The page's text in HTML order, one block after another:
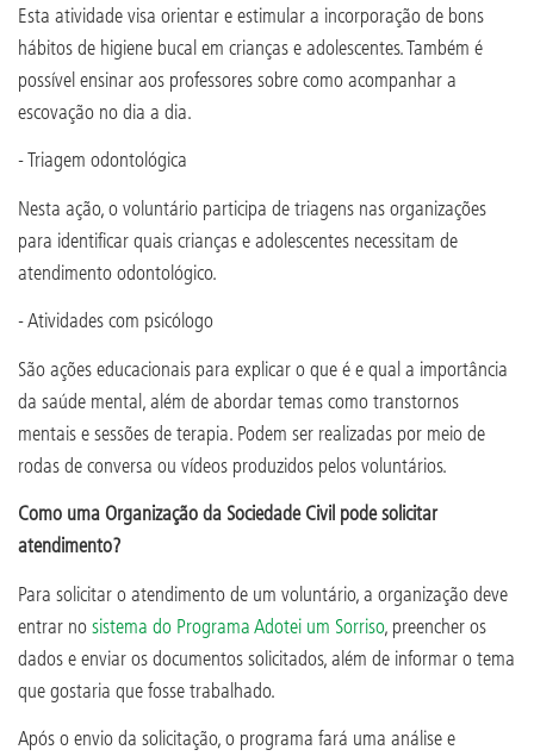
Esta atividade visa orientar e estimular a incorporação de bons
hábitos de higiene bucal em crianças e adolescentes. Também é
possível ensinar aos professores sobre como acompanhar a
escovação no dia a dia.
- Triagem odontológica
Nesta ação, o voluntário participa de triagens nas organizações
para identificar quais crianças e adolescentes necessitam de
atendimento odontológico.
- Atividades com psicólogo
São ações educacionais para explicar o que é e qual a importância
da saúde mental, além de abordar temas como transtornos
mentais e sessões de terapia. Podem ser realizadas por meio de
rodas de conversa ou vídeos produzidos pelos voluntários.
Como uma Organização da Sociedade Civil pode solicitar
atendimento?
Para solicitar o atendimento de um voluntário, a organização deve
entrar nosistema do Programa Adotei um Sorriso, preencher os
dados e enviar os documentos solicitados, além de informar o tema
que gostaria que fosse trabalhado.
Após o envio da solicitação, o programa fará uma análise e